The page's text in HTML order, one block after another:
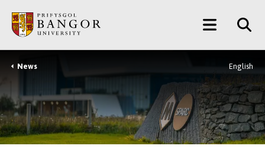
Prif
Gynnwys
Main
Menu
Breadcrumb
News English